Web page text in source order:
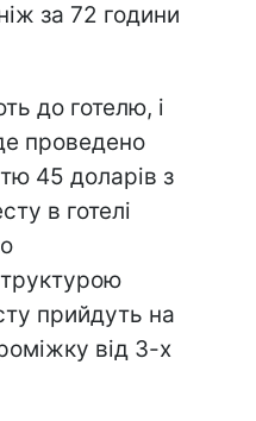
за 72 години
до готелю, і
проведено
45 доларів з
в готелі
прийдуть на
від 3-х